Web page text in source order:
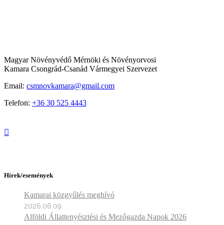
Magyar Növényvédő Mérnöki és Növényorvosi
Kamara Csongrád-Csanád Vármegyei Szervezet
Email: csmnovkamara@gmail.com
Telefon: +36 30 525 4443
Hírek/események
Kamarai közgyűlés meghívó
2026.06.09.
Alföldi Állattenyésztési és Mezőgazda Napok 2026